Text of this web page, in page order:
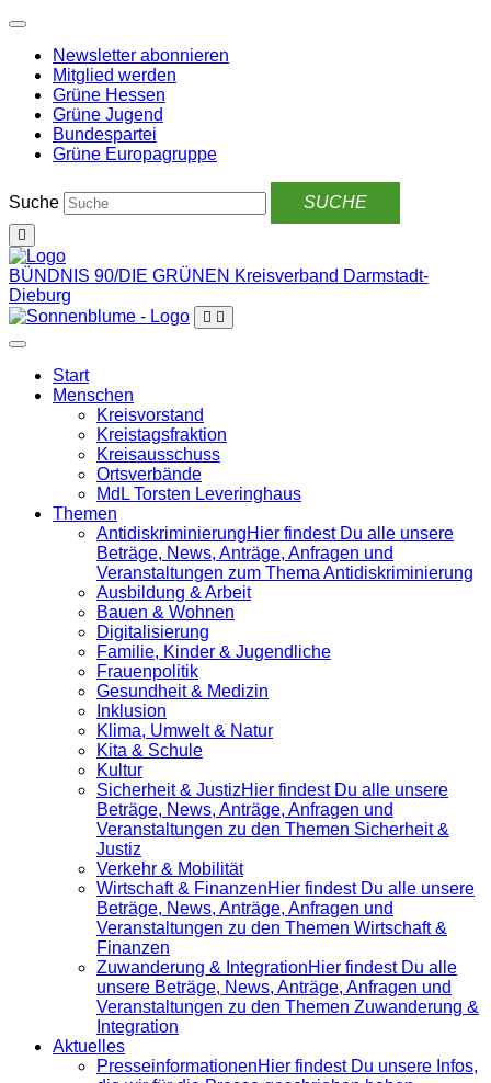
Weiter
Inhalt
Newsletter abonnieren
Mitglied werden
Grüne Hessen
Grüne Jugend
Bundespartei
Grüne Europagruppe
Suche
BÜNDNIS 90/DIE GRÜNEN Kreisverband Darmstadt-
Dieburg
Start
Menschen
Kreisvorstand
Kreistagsfraktion
Kreisausschuss
Ortsverbände
MdL Torsten Leveringhaus
Themen
Antidiskrimi­nierungHier findest Du alle unsere
Beträge, News, Anträge, Anfragen und
Veranstaltungen zum Thema Antidiskriminierung
Ausbildung & Arbeit
Bauen & Wohnen
Digitalisierung
Familie, Kinder & Jugendliche
Frauenpolitik
Gesundheit & Medizin
Inklusion
Klima, Umwelt & Natur
Kita & Schule
Kultur
Sicherheit & JustizHier findest Du alle unsere
Beträge, News, Anträge, Anfragen und
Veranstaltungen zu den Themen Sicherheit &
Justiz
Verkehr & Mobilität
Wirtschaft & FinanzenHier findest Du alle unsere
Beträge, News, Anträge, Anfragen und
Veranstaltungen zu den Themen Wirtschaft &
Finanzen
Zuwanderung & IntegrationHier findest Du alle
unsere Beträge, News, Anträge, Anfragen und
Veranstaltungen zu den Themen Zuwanderung &
Integration
Aktuelles
Presse­informationenHier findest Du unsere Infos,